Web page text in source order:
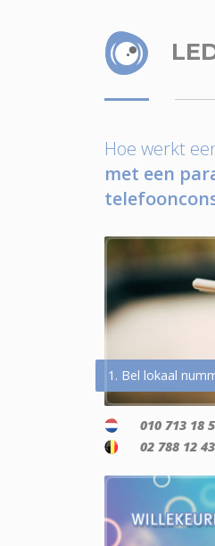
Hoe werkt
met een
1. Bel lokaal
010 713 18
02 788 12 43